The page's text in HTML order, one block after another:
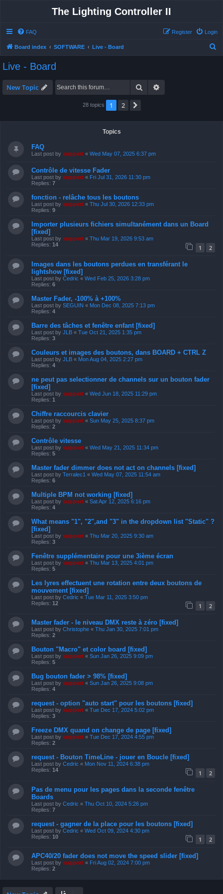
The Lighting Controller II
FAQ Login
Register
Board index SOFTWARE Live - Board
Live - Board
New Topic Search
28 topics 1 2
Topics
FAQ
Last post by support « Wed May 07, 2025 6:37 pm
Contrôle de vitesse Fader
Last post by support « Fri Jul 31, 2026 11:30 pm
Replies: 7
fonction - relâche tous les boutons
Last post by support « Thu Jul 30, 2026 12:33 pm
Replies: 9
Importer plusieurs fichiers simultanément dans un Board
[fixed]
Last post by support « Thu Mar 19, 2026 9:53 am
Replies: 14 1 2
Images dans les boutons perdues en transférant le
lightshow [fixed]
Last post by Cedric « Wed Feb 25, 2026 3:28 pm
Replies: 6
Master Fader, -100% à +100%
Last post by SEGUIN « Mon Dec 08, 2025 7:13 pm
Replies: 4
Barre des tâches et fenêtre enfant [fixed]
Last post by JLB « Tue Oct 21, 2025 1:35 pm
Replies: 3
Couleurs et images des boutons, dans BOARD + CTRL Z
Last post by JLB « Mon Aug 04, 2025 2:27 pm
Replies: 4
ne peut pas selectionner de channels sur un bouton fader
[fixed]
Last post by support « Wed Jun 18, 2025 11:29 pm
Replies: 1
Chiffre raccourcis clavier
Last post by support « Sun May 25, 2025 8:37 pm
Replies: 2
Contrôle vitesse
Last post by support « Wed May 21, 2025 11:34 pm
Replies: 5
Master fader dimmer does not act on channels [fixed]
Last post by Terralec1 « Wed May 07, 2025 11:54 am
Replies: 6
Multiple BPM not working [fixed]
Last post by support « Sat Apr 12, 2025 6:16 pm
Replies: 4
What means "1", "2",and "3" in the dropdown list "Static" ?
[fixed]
Last post by support « Thu Mar 20, 2025 9:30 am
Replies: 3
Fenêtre supplémentaire pour une 3ième écran
Last post by support « Thu Mar 13, 2025 4:01 pm
Replies: 5
Les lyres effectuent une rotation entre deux boutons de
mouvement [fixed]
Last post by Cedric « Tue Mar 11, 2025 3:50 pm
Replies: 12 1 2
Master fader - le niveau DMX reste à zéro [fixed]
Last post by Christophe « Thu Jan 30, 2025 7:01 pm
Replies: 2
Bouton "Macro" et color board [fixed]
Last post by support « Sun Jan 26, 2025 9:09 pm
Replies: 5
Bug bouton fader > 98% [fixed]
Last post by support « Sun Jan 26, 2025 9:08 pm
Replies: 4
request - option "auto start" pour les boutons [fixed]
Last post by support « Tue Dec 17, 2024 5:02 pm
Replies: 3
Freeze DMX quand on change de page [fixed]
Last post by support « Tue Dec 17, 2024 4:55 pm
Replies: 2
request - Bouton TimeLine - jouer en Boucle [fixed]
Last post by Cedric « Mon Nov 11, 2024 6:38 pm
Replies: 14 1 2
Pas de menu pour les pages dans la seconde fenêtre
Boards
Last post by Cedric « Thu Oct 10, 2024 5:26 pm
Replies: 7
request - gagner de la place pour les boutons [fixed]
Last post by Cedric « Wed Oct 09, 2024 4:30 pm
Replies: 10 1 2
APC40/20 fader does not move the speed slider [fixed]
Last post by support « Fri Aug 02, 2024 7:00 pm
Replies: 2